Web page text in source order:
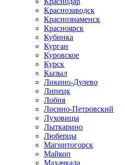
Краснозаводск
Краснознаменск
Красноярск
Кубинка
Курган
Куровское
Курск
Кызыл
Ликино-Дулево
Липецк
Лобня
Лосино-Петровский
Луховицы
Лыткарино
Люберцы
Магнитогорск
Майкоп
Махачкала